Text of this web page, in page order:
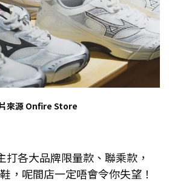
來源 Onfire Store
打各大品牌限量款、聯乘款，
，呢間店一定唔會令你失望！